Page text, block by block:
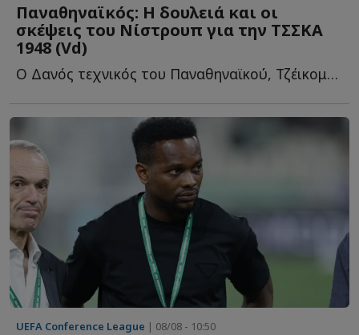
Παναθηναϊκός: Η δουλειά και οι
σκέψεις του Νίστρουπ για την ΤΣΣΚΑ
1948 (Vd)
Ο Δανός τεχνικός του Παναθηναϊκού, Τζέικομπ Νίστρουπ δ...
UEFA Conference League | 08/08 - 10:50